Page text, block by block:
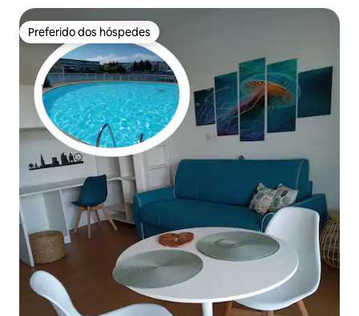
Preferido dos hóspedes
Preferido dos hóspedes